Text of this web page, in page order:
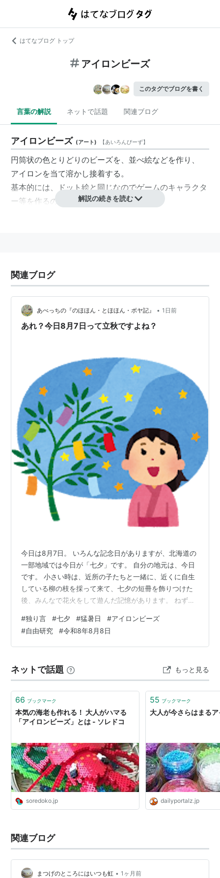
はてなブログ トップ
アイロンビーズ
このタグでブログを書く
言葉の解説 ネットで話題 関連ブログ
アイロンビーズ (アート) 【あいろんびーず】
円筒状の色とりどりのビーズを、並べ絵などを作り、
アイロンを当て溶かし接着する。
基本的には、ドット絵と同じなのでゲームのキャラクタ
ー等を作るのに向いている。
解説の続きを読む
関連ブログ
あべっちの『のほほん・とほほん・ボヤ記』 • 1日前
あれ？今日8月7日って立秋ですよね？
今日は8月7日。 いろんな記念日がありますが、北海道の
一部地域では今日が「七夕」です。 自分の地元は、今日
です。 小さい時は、近所の子たちと一緒に、近くに自生
している柳の枝を採って来て、七夕の短冊を飾りつけた
後、みんなで花火をして遊んだ記憶があります。 ねずみ
み） ひと昔前は、蚊取り線香を持って来たりもして。 最
近は、とんと見かけなくなりましたね。エアコンの普及
のおかげなのかな？ 夜になると、どこからともなく、あ
みの絵日記には、この七夕と花火のことを毎年書いてい
ました。 大人になった今、パソコ…
#独り言 #七夕 #猛暑日 #アイロンビーズ
#自由研究 #令和8年8月8日
ネットで話題 もっと見る
66 ブックマーク
本気の海老も作れる！ 大人がハマる
「アイロンビーズ」とは - ソレドコ
soredoko.jp
55 ブックマーク
大人が今さらはまる
dailyportalz.jp
関連ブログ
まつげのところにはいつも虹 • 1ヶ月前